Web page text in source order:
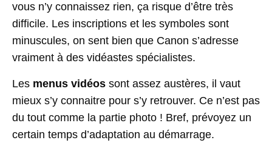
vous n’y connaissez rien, ça risque d’être très
difficile. Les inscriptions et les symboles sont
minuscules, on sent bien que Canon s’adresse
vraiment à des vidéastes spécialistes.
Les menus vidéos sont assez austères, il vaut
mieux s’y connaitre pour s’y retrouver. Ce n’est pas
du tout comme la partie photo ! Bref, prévoyez un
certain temps d’adaptation au démarrage.